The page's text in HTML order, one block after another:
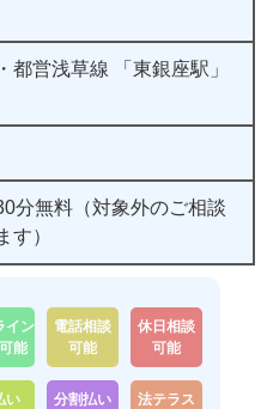
都営浅草線 「東銀座駅」
分無料（対象外のご相談
す）
イン
能
電話相談
可能
休日相談
可能
い
分割払い
法テラス